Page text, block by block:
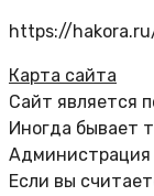
https://
Карта сайта
Сайт является
Иногда бывает
Администрация
Если вы